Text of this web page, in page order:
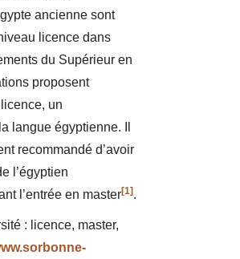
ancienne sont
licence dans
du Supérieur en
proposent
un
langue égyptienne. Il
recommandé d’avoir
l’égyptien
l’entrée en master[1].
: licence, master,